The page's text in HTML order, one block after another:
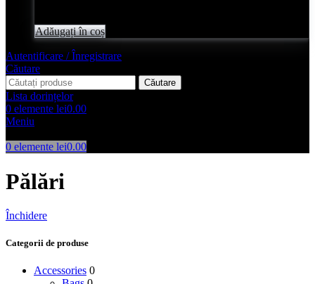
Adăugați în coș
Autentificare / Înregistrare
Căutare
Căutare
Lista dorințelor
0 elemente lei0.00
Meniu
0 elemente lei0.00
Pălări
Închidere
Categorii de produse
Accessories 0